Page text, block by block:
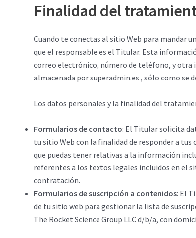
Finalidad del
Cuando te conectas al sitio Web para mandar
que el responsable es el Titular. Esta
correo electrónico, número de teléfono, y
almacenada por superadmin.es , sólo como se
Los datos personales y la finalidad del
Formularios de contacto: El Titular solicita
tu sitio Web con la finalidad de responder a
que puedas tener relativas a la información
referentes a los textos legales incluidos en el
contratación.
Formularios de suscripción a contenidos: El
de tu sitio web para gestionar la lista de
The Rocket Science Group LLC d/b/a, con